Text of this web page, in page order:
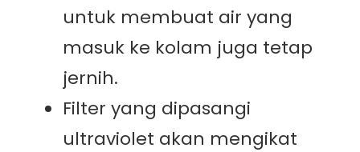
untuk membuat air yang
masuk ke kolam juga tetap
jernih.
Filter yang dipasangi
ultraviolet akan mengikat